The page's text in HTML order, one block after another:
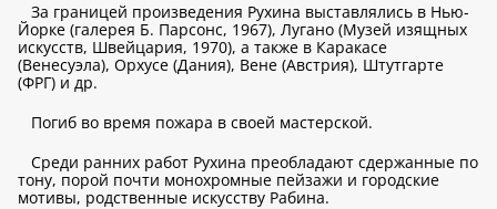
За границей произведения Рухина выставлялись в Нью-
Йорке (галерея Б. Парсонс, 1967), Лугано (Музей изящных
искусств, Швейцария, 1970), а также в Каракасе
(Венесуэла), Орхусе (Дания), Вене (Австрия), Штутгарте
(ФРГ) и др.
Погиб во время пожара в своей мастерской.
Среди ранних работ Рухина преобладают сдержанные по
тону, порой почти монохромные пейзажи и городские
мотивы, родственные искусству Рабина.